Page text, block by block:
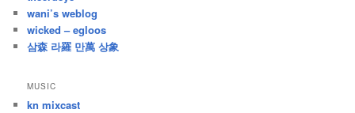
wani’s weblog
wicked – egloos
삼森 라羅 만萬 상象
MUSIC
kn mixcast